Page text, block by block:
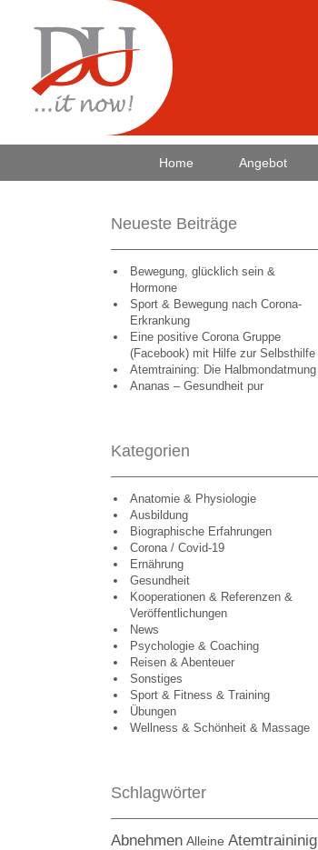
Home Angebot
Neueste Beiträge
Bewegung, glücklich sein &
Hormone
Sport & Bewegung nach Corona-
Erkrankung
Eine positive Corona Gruppe
(Facebook) mit Hilfe zur Selbsthilfe
Atemtraining: Die Halbmondatmung
Ananas – Gesundheit pur
Kategorien
Anatomie & Physiologie
Ausbildung
Biographische Erfahrungen
Corona / Covid-19
Ernährung
Gesundheit
Kooperationen & Referenzen &
Veröffentlichungen
News
Psychologie & Coaching
Reisen & Abenteuer
Sonstiges
Sport & Fitness & Training
Übungen
Wellness & Schönheit & Massage
Schlagwörter
Abnehmen Alleine Atemtraininig